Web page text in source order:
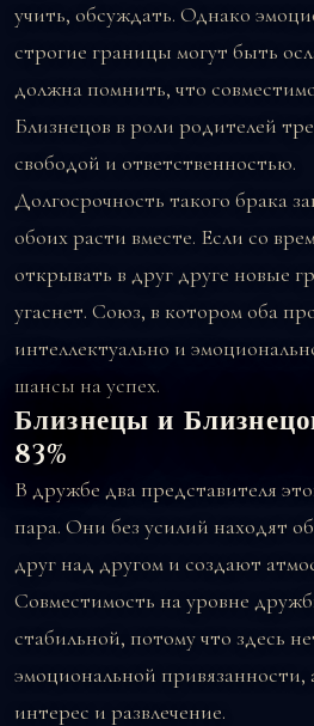
учить, обсуждать. Однако
строгие границы могут быть
должна помнить, что
Близнецов в роли родителей
свободой и ответственностью.
Долгосрочность такого брака
обоих расти вместе. Если со
открывать в друг друге новые
угаснет. Союз, в котором оба
интеллектуально и
шансы на успех.
Близнецы и
83%
В дружбе два представителя
пара. Они без усилий находят
друг над другом и создают
Совместимость на уровне
стабильной, потому что здесь
эмоциональной привязанности,
интерес и развлечение.